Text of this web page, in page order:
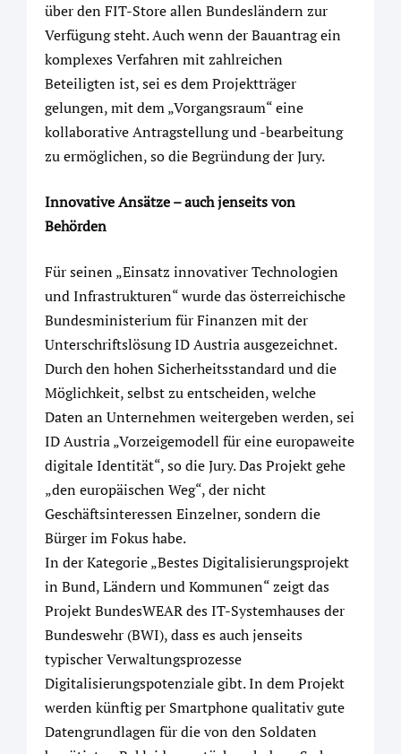
über den FIT-Store allen Bundesländern zur
Verfügung steht. Auch wenn der Bauantrag ein
komplexes Verfahren mit zahlreichen
Beteiligten ist, sei es dem Projektträger
gelungen, mit dem „Vorgangsraum“ eine
kollaborative Antragstellung und -bearbeitung
zu ermöglichen, so die Begründung der Jury.
Innovative Ansätze – auch jenseits von
Behörden
Für seinen „Einsatz innovativer Technologien
und Infrastrukturen“ wurde das österreichische
Bundesministerium für Finanzen mit der
Unterschriftslösung ID Austria ausgezeichnet.
Durch den hohen Sicherheitsstandard und die
Möglichkeit, selbst zu entscheiden, welche
Daten an Unternehmen weitergeben werden, sei
ID Austria „Vorzeigemodell für eine europaweite
digitale Identität“, so die Jury. Das Projekt gehe
„den europäischen Weg“, der nicht
Geschäftsinteressen Einzelner, sondern die
Bürger im Fokus habe.
In der Kategorie „Bestes Digitalisierungsprojekt
in Bund, Ländern und Kommunen“ zeigt das
Projekt BundesWEAR des IT-Systemhauses der
Bundeswehr (BWI), dass es auch jenseits
typischer Verwaltungsprozesse
Digitalisierungspotenziale gibt. In dem Projekt
werden künftig per Smartphone qualitativ gute
Datengrundlagen für die von den Soldaten